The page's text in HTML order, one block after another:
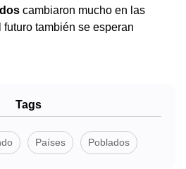
cambiaron mucho en las
también se esperan
Tags
Países Poblados